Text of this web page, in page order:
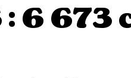
6 673